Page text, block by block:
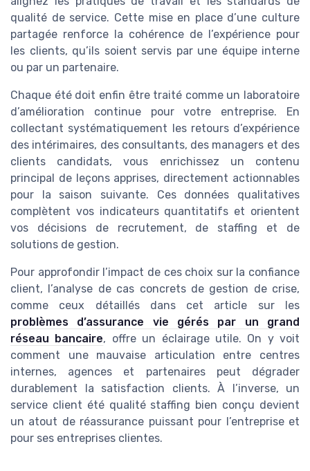
qualité de service. Cette mise en place d’une culture
partagée renforce la cohérence de l’expérience pour
les clients, qu’ils soient servis par une équipe interne
ou par un partenaire.
Chaque été doit enfin être traité comme un laboratoire
d’amélioration continue pour votre entreprise. En
collectant systématiquement les retours d’expérience
des intérimaires, des consultants, des managers et des
clients candidats, vous enrichissez un contenu
principal de leçons apprises, directement actionnables
pour la saison suivante. Ces données qualitatives
complètent vos indicateurs quantitatifs et orientent
vos décisions de recrutement, de staffing et de
solutions de gestion.
Pour approfondir l’impact de ces choix sur la confiance
client, l’analyse de cas concrets de gestion de crise,
comme ceux détaillés dans cet article sur les
problèmes d’assurance vie gérés par un grand
réseau bancaire, offre un éclairage utile. On y voit
comment une mauvaise articulation entre centres
internes, agences et partenaires peut dégrader
durablement la satisfaction clients. À l’inverse, un
service client été qualité staffing bien conçu devient
un atout de réassurance puissant pour l’entreprise et
pour ses entreprises clientes.